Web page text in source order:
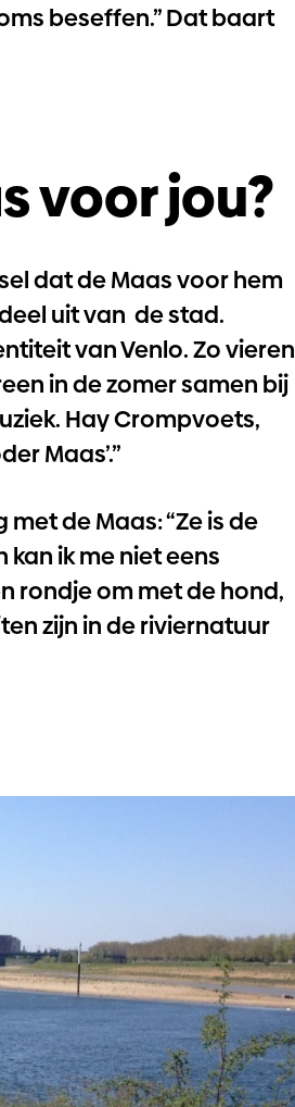
beseffen.” Dat baart
voor jou?
dat de Maas voor hem
uit van de stad.
van Venlo. Zo vieren
in de zomer samen bij
Hay Crompvoets,
Maas’.”
de Maas: “Ze is de
ik me niet eens
rondje om met de hond,
zijn in de riviernatuur